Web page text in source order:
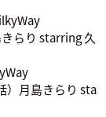
らり starring 久
）月島きらり sta